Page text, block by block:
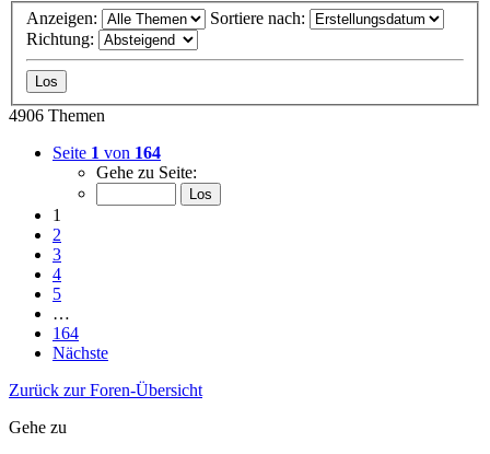
Anzeigen:
Sortiere nach:
Richtung:
4906 Themen
Seite 1 von 164
Gehe zu Seite:
1
2
3
4
5
…
164
Nächste
Zurück zur Foren-Übersicht
Gehe zu